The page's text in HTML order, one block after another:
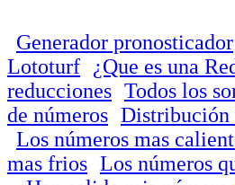
Generador pronosticador
Lototurf
¿Que es una
reducciones Todos los
de números Distribución
Los números mas
mas frios Los números